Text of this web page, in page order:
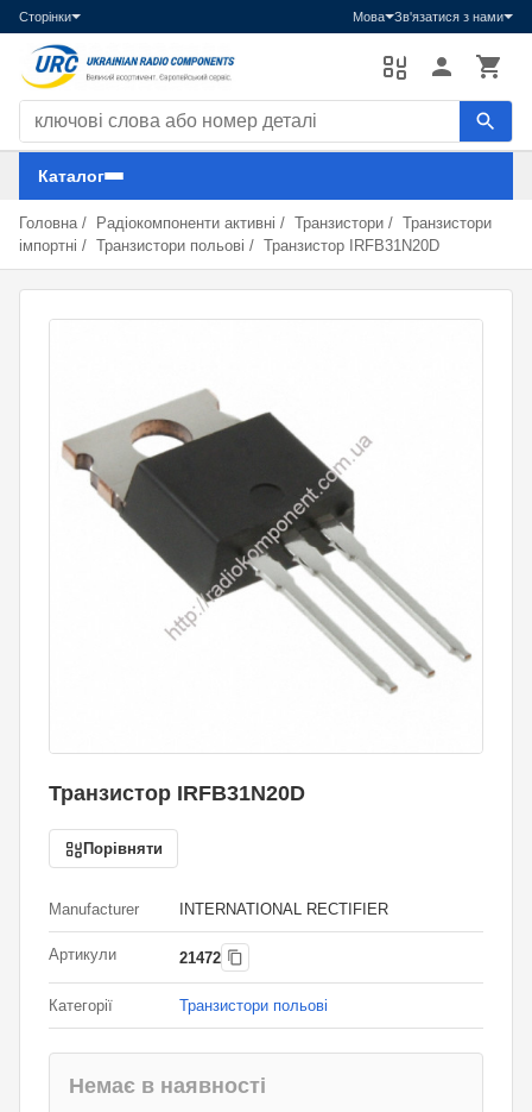
Сторінки Мова Зв'язатися з нами
Пошук компонентів
Каталог
Головна / Радіокомпоненти активні / Транзистори / Транзистори
імпортні / Транзистори польові / Транзистор IRFB31N20D
Транзистор IRFB31N20D
Порівняти
Manufacturer INTERNATIONAL RECTIFIER
Артикули 21472
Категорії Транзистори польові
Немає в наявності